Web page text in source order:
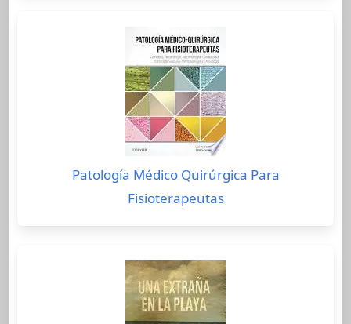
Patología Médico Quirúrgica Para
Fisioterapeutas